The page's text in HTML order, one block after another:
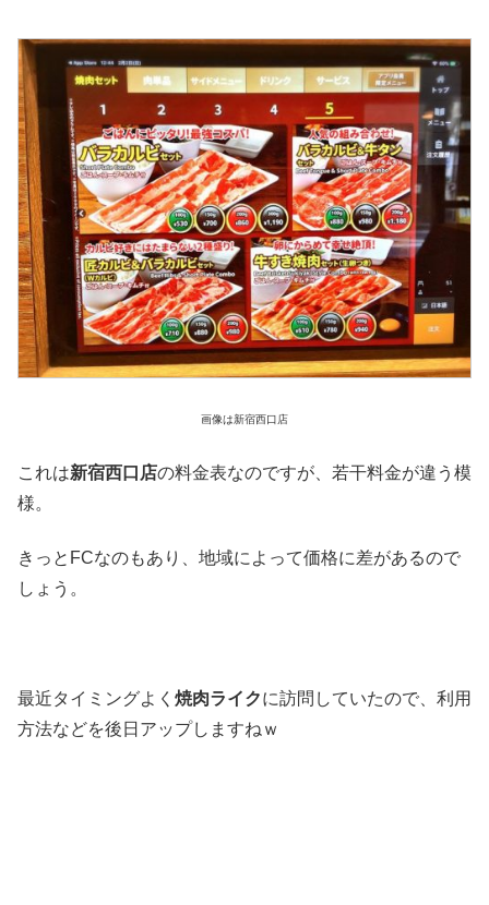
画像は新宿西口店
これは新宿西口店の料金表なのですが、若干料金が違う模
様。
きっとFCなのもあり、地域によって価格に差があるので
しょう。
最近タイミングよく 焼肉ライクに訪問していたので、利用
方法などを後日アップしますねｗ